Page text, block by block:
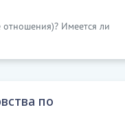
отношения)? Имеется ли
по